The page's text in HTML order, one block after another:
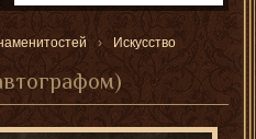
Искусство